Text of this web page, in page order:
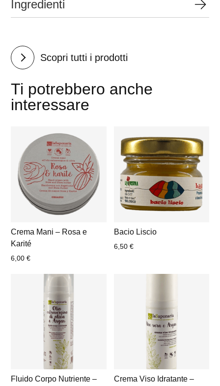
Ingredienti
Ti potrebbero anche
interessare
Scopri tutti i prodotti
Crema Mani – Rosa e
Karité
6,00€
Bacio Liscio
6,50 €
Fluido Corpo Nutriente –
Crema Viso Idratante –